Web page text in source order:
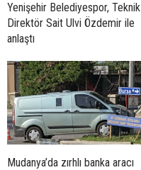
Yenişehir Belediyespor, Teknik
Direktör Sait Ulvi Özdemir ile
anlaştı
Mudanya’da zırhlı banka aracı